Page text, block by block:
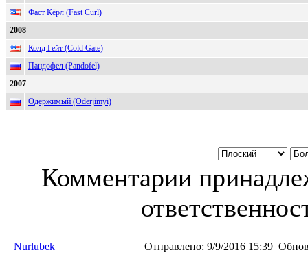
Фаст Кёрл (Fast Curl)
2008
Колд Гейт (Cold Gate)
Пандофел (Pandofel)
2007
Одержимый (Oderjimyi)
Комментарии
Nurlubek Отправлено: 9/9/2016 15:39